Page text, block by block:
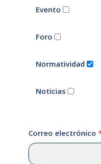
Evento
Foro
Normatividad
Noticias
Correo electrónico